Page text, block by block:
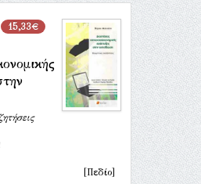
15,33€
[Πεδίο]